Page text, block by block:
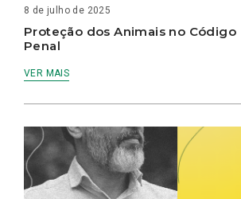
8 de julho de 2025
Proteção dos Animais no Código
Penal
VER MAIS